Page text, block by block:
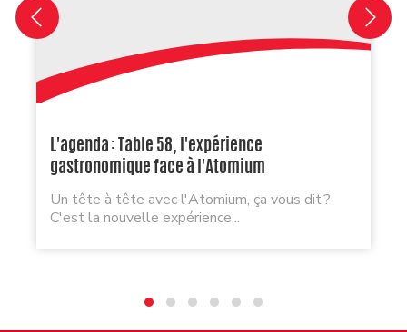
L'agenda : Table 58, l'expérience
gastronomique face à l'Atomium
Un tête à tête avec l'Atomium, ça vous dit ?
C'est la nouvelle expérience...